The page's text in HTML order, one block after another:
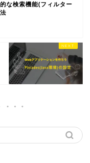
な検索機能(フィルター